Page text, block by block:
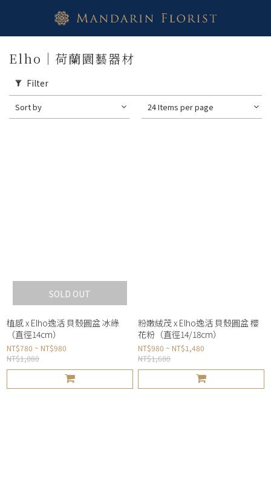
Elho｜荷蘭園藝器材
Filter
Sort by 24 Items per page
SOLD OUT
植感 x Elho逸活 貝殼圓盆 冰綠
（直徑14cm）
NT$780 ~ NT$980
NT$1,080
粉嫩絨茂 x Elho逸活 貝殼圓盆 櫻
花粉（直徑14/18cm）
NT$980 ~ NT$1,480
NT$1,680